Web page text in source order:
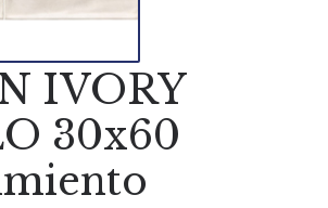
IVORY
30x60